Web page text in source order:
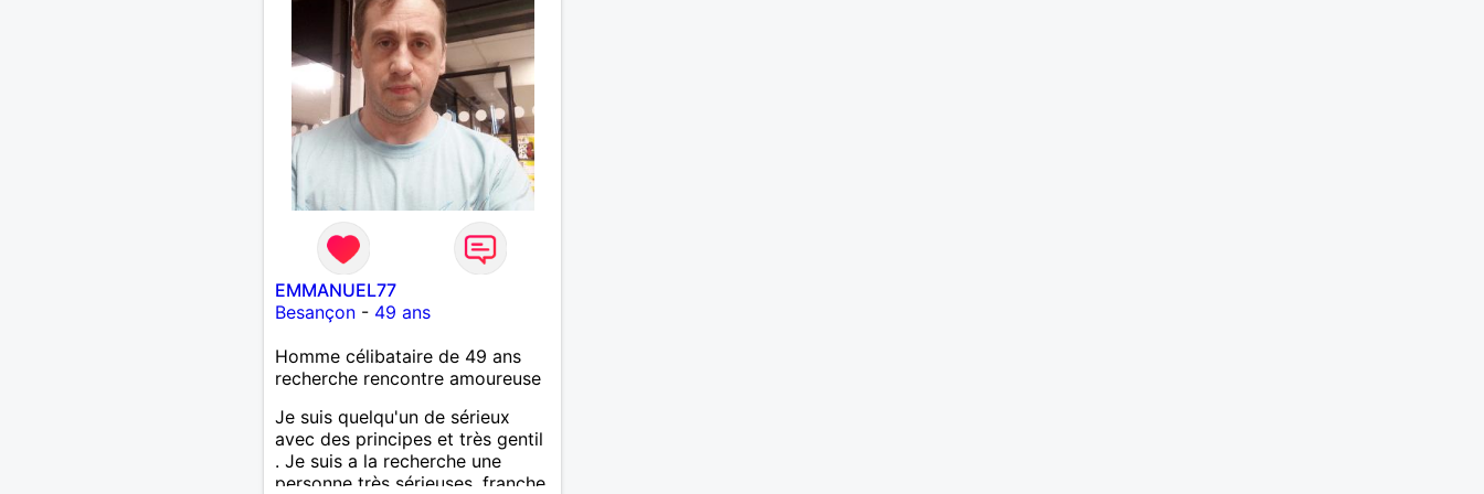
EMMANUEL77
Besançon- 49 ans
Homme célibataire de 49 ans
recherche rencontre amoureuse
Je suis quelqu'un de sérieux
avec des principes et très gentil
. Je suis a la recherche une
personne très sérieuses ,franche